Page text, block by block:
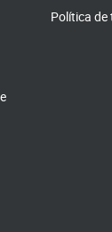
Política de